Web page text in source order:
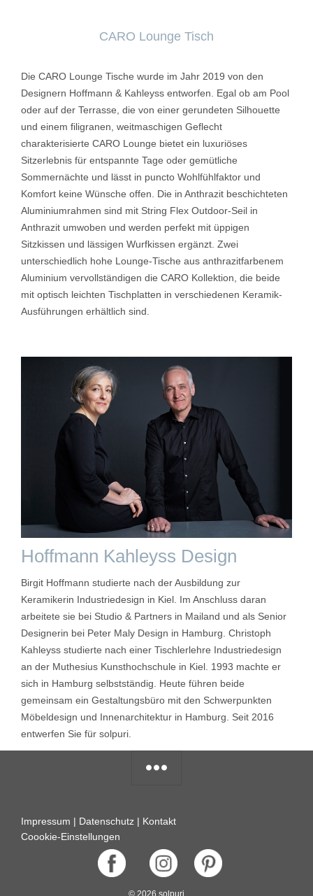
CARO Lounge Tisch
Die CARO Lounge Tische wurde im Jahr 2019 von den
Designern Hoffmann & Kahleyss entworfen. Egal ob am Pool
oder auf der Terrasse, die von einer gerundeten Silhouette
und einem filigranen, weitmaschigen Geflecht
charakterisierte CARO Lounge bietet ein luxuriöses
Sitzerlebnis für entspannte Tage oder gemütliche
Sommernächte und lässt in puncto Wohlfühlfaktor und
Komfort keine Wünsche offen. Die in Anthrazit beschichteten
Aluminiumrahmen sind mit String Flex Outdoor-Seil in
Anthrazit umwoben und werden perfekt mit üppigen
Sitzkissen und lässigen Wurfkissen ergänzt. Zwei
unterschiedlich hohe Lounge-Tische aus anthrazitfarbenem
Aluminium vervollständigen die CARO Kollektion, die beide
mit optisch leichten Tischplatten in verschiedenen Keramik-
Ausführungen erhältlich sind.
Hoffmann Kahleyss Design
Birgit Hoffmann studierte nach der Ausbildung zur
Keramikerin Industriedesign in Kiel. Im Anschluss daran
arbeitete sie bei Studio & Partners in Mailand und als Senior
Designerin bei Peter Maly Design in Hamburg. Christoph
Kahleyss studierte nach einer Tischlerlehre Industriedesign
an der Muthesius Kunsthochschule in Kiel. 1993 machte er
sich in Hamburg selbstständig. Heute führen beide
gemeinsam ein Gestaltungsbüro mit den Schwerpunkten
Möbeldesign und Innenarchitektur in Hamburg. Seit 2016
entwerfen Sie für solpuri.
Impressum | Datenschutz | Kontakt
Coookie-Einstellungen